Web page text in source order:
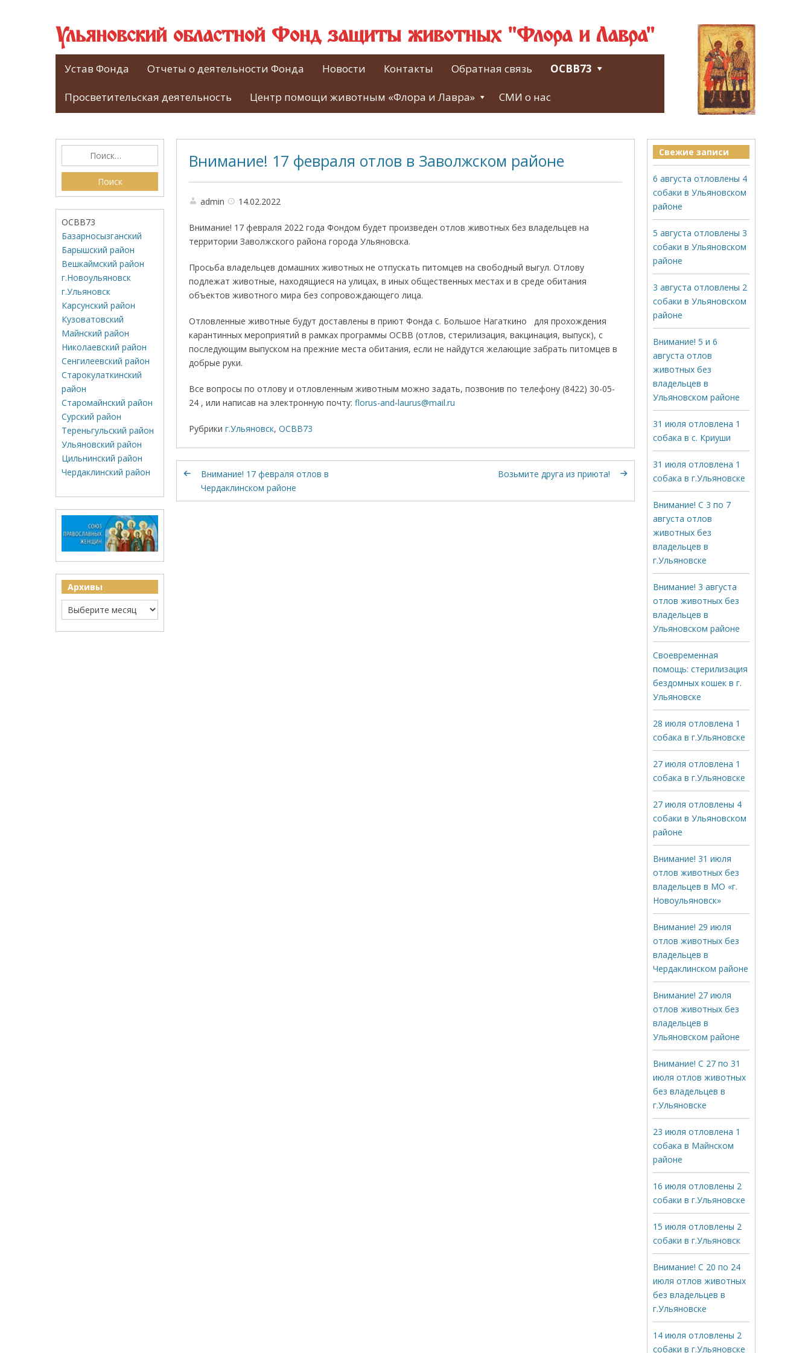
Ульяновский областной Фонд защиты животных "Флора и Лавра"
Устав Фонда Отчеты о деятельности Фонда Новости Контакты Обратная связь ОСВВ73
Просветительская деятельность Центр помощи животным «Флора и Лавра» СМИ о нас
Внимание! 17 февраля отлов в Заволжском районе
admin 14.02.2022
Внимание! 17 февраля 2022 года Фондом будет произведен отлов животных без владельцев на
территории Заволжского района города Ульяновска.
Просьба владельцев домашних животных не отпускать питомцев на свободный выгул. Отлову
подлежат животные, находящиеся на улицах, в иных общественных местах и в среде обитания
объектов животного мира без сопровождающего лица.
Отловленные животные будут доставлены в приют Фонда с. Большое Нагаткино для прохождения
карантинных мероприятий в рамках программы ОСВВ (отлов, стерилизация, вакцинация, выпуск), с
последующим выпуском на прежние места обитания, если не найдутся желающие забрать питомцев в
добрые руки.
Все вопросы по отлову и отловленным животным можно задать, позвонив по телефону (8422) 30-05-
24 , или написав на электронную почту: florus-and-laurus@mail.ru
Рубрики г.Ульяновск, ОСВВ73
Внимание! 17 февраля отлов в
Чердаклинском районе
Возьмите друга из приюта!
ОСВВ73
Базарносызганский
Барышский район
Вешкаймский район
г.Новоульяновск
г.Ульяновск
Карсунский район
Кузоватовский
Майнский район
Николаевский район
Сенгилеевский район
Старокулаткинский
район
Старомайнский район
Сурский район
Тереньгульский район
Ульяновский район
Цильнинский район
Чердаклинский район
Архивы
Свежие записи
6 августа отловлены 4
собаки в Ульяновском
районе
5 августа отловлены 3
собаки в Ульяновском
районе
3 августа отловлены 2
собаки в Ульяновском
районе
Внимание! 5 и 6
августа отлов
животных без
владельцев в
Ульяновском районе
31 июля отловлена 1
собака в с. Криуши
31 июля отловлена 1
собака в г.Ульяновске
Внимание! С 3 по 7
августа отлов
животных без
владельцев в
г.Ульяновске
Внимание! 3 августа
отлов животных без
владельцев в
Ульяновском районе
Своевременная
помощь: стерилизация
бездомных кошек в г.
Ульяновске
28 июля отловлена 1
собака в г.Ульяновске
27 июля отловлена 1
собака в г.Ульяновске
27 июля отловлены 4
собаки в Ульяновском
районе
Внимание! 31 июля
отлов животных без
владельцев в МО «г.
Новоульяновск»
Внимание! 29 июля
отлов животных без
владельцев в
Чердаклинском районе
Внимание! 27 июля
отлов животных без
владельцев в
Ульяновском районе
Внимание! С 27 по 31
июля отлов животных
без владельцев в
г.Ульяновске
23 июля отловлена 1
собака в Майнском
районе
16 июля отловлены 2
собаки в г.Ульяновске
15 июля отловлены 2
собаки в г.Ульяновск
Внимание! С 20 по 24
июля отлов животных
без владельцев в
г.Ульяновске
14 июля отловлены 2
собаки в г.Ульяновске